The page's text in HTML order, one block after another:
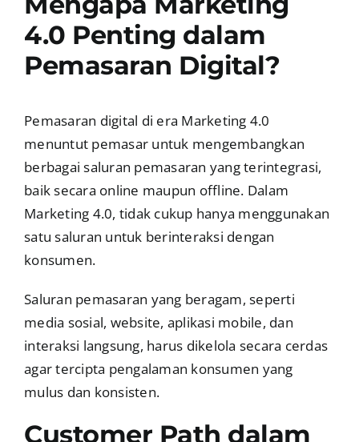
4.0 Penting dalam
Pemasaran Digital?
Pemasaran digital di era Marketing 4.0
menuntut pemasar untuk mengembangkan
berbagai saluran pemasaran yang terintegrasi,
baik secara online maupun offline. Dalam
Marketing 4.0, tidak cukup hanya menggunakan
satu saluran untuk berinteraksi dengan
konsumen.
Saluran pemasaran yang beragam, seperti
media sosial, website, aplikasi mobile, dan
interaksi langsung, harus dikelola secara cerdas
agar tercipta pengalaman konsumen yang
mulus dan konsisten.
Customer Path dalam